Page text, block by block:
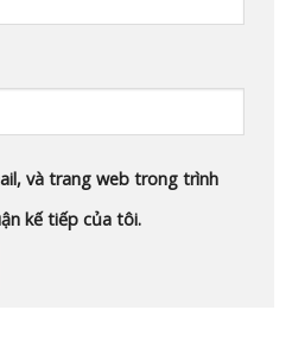
và trang web trong trình
kế tiếp của tôi.